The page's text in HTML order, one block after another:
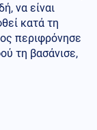
να είναι
κατά τη
περιφρόνησε
τη βασάνισε,